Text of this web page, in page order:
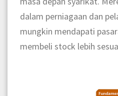
dalam perniagaan dan
mungkin mendapati
membeli stock lebih